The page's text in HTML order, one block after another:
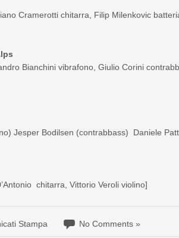
Cramerotti chitarra, Filip Milenkovic
Bianchini vibrafono, Giulio Corini
Jesper Bodilsen (contrabbass) Daniele
chitarra, Vittorio Veroli violino]
Stampa No Comments »